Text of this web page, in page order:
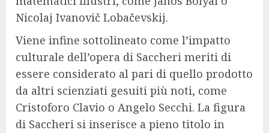
Nicolaj Ivanovič Lobačevskij.
Viene infine sottolineato come l’impatto
culturale dell’opera di Saccheri meriti di
essere considerato al pari di quello prodotto
da altri scienziati gesuiti più noti, come
Cristoforo Clavio o Angelo Secchi. La figura
di Saccheri si inserisce a pieno titolo in